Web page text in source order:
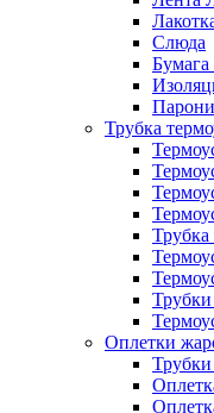
Слюда
Трубка
Трубка
Трубки
Оплетки